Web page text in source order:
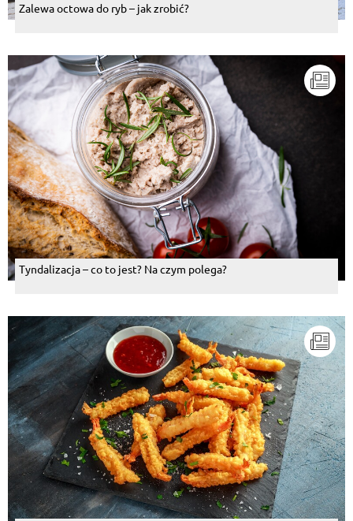
Zalewa octowa do ryb – jak zrobić?
Tyndalizacja – co to jest? Na czym polega?